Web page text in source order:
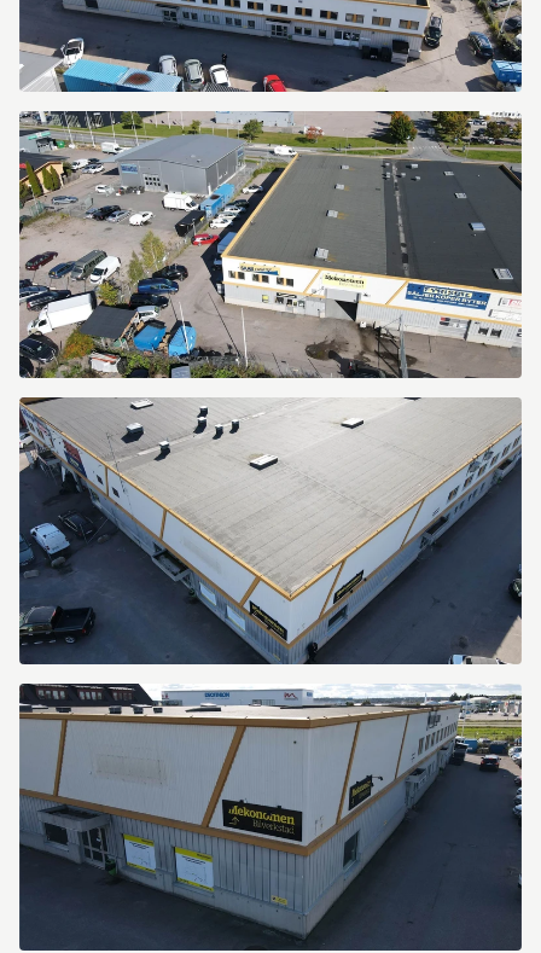
Fyrislundsgatan
79
Fyrislundsgatan
79
Fyrislundsgatan
79